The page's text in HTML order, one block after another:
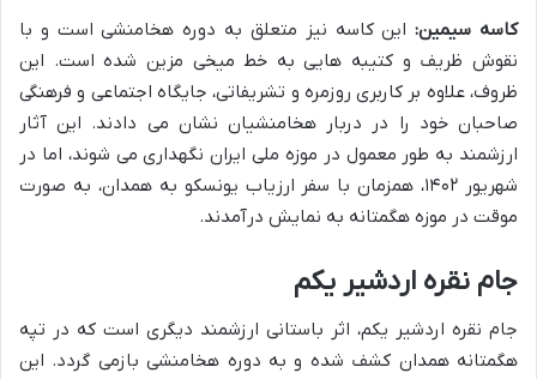
کاسه سیمین:این کاسه نیز متعلق به دوره هخامنشی است و با
نقوش ظریف و کتیبه هایی به خط میخی مزین شده است. این
ظروف، علاوه بر کاربری روزمره و تشریفاتی، جایگاه اجتماعی و فرهنگی
صاحبان خود را در دربار هخامنشیان نشان می دادند. این آثار
ارزشمند به طور معمول در موزه ملی ایران نگهداری می شوند، اما در
شهریور ۱۴۰۲، همزمان با سفر ارزیاب یونسکو به همدان، به صورت
موقت در موزه هگمتانه به نمایش درآمدند.
جام نقره اردشیر یکم
جام نقره اردشیر یکم، اثر باستانی ارزشمند دیگری است که در تپه
هگمتانه همدان کشف شده و به دوره هخامنشی بازمی گردد. این